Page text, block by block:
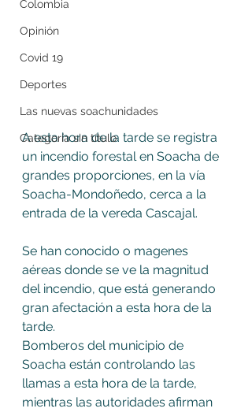
Colombia
Opinión
Covid 19
Deportes
Las nuevas soachunidades
Categoría sin título
A esta hora de la tarde se registra
un incendio forestal en Soacha de
grandes proporciones, en la vía
Soacha-Mondoñedo, cerca a la
entrada de la vereda Cascajal.
Se han conocido o magenes
aéreas donde se ve la magnitud
del incendio, que está generando
gran afectación a esta hora de la
tarde.
Bomberos del municipio de
Soacha están controlando las
llamas a esta hora de la tarde,
mientras las autoridades afirman